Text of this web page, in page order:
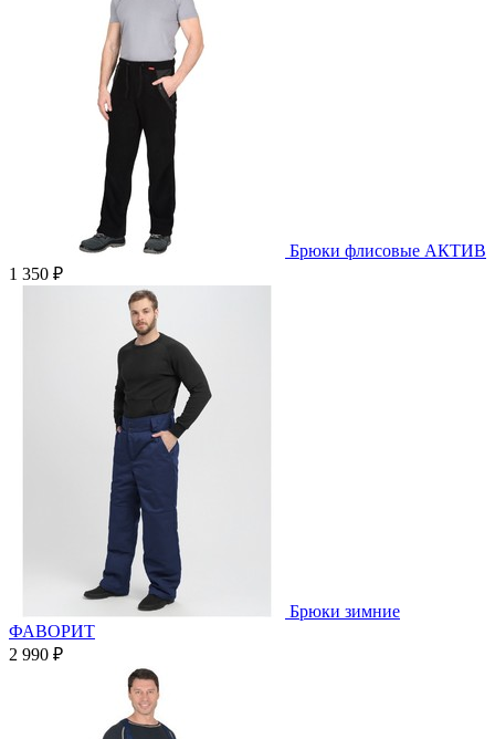
Брюки флисовые АКТИВ
1 350 ₽
Брюки зимние
ФАВОРИТ
2 990 ₽